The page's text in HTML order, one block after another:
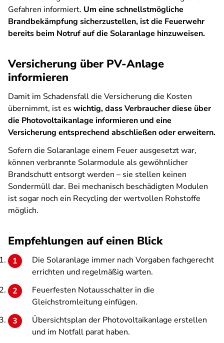
Gefahren informiert. Um eine schnellstmögliche
Brandbekämpfung sicherzustellen, ist die Feuerwehr
bereits beim Notruf auf die Solaranlage hinzuweisen.
Versicherung über PV-Anlage
informieren
Damit im Schadensfall die Versicherung die Kosten
übernimmt, ist es wichtig, dass Verbraucher diese über
die Photovoltaikanlage informieren und eine
Versicherung entsprechend abschließen oder erweitern.
Sofern die Solaranlage einem Feuer ausgesetzt war,
können verbrannte Solarmodule als gewöhnlicher
Brandschutt entsorgt werden – sie stellen keinen
Sondermüll dar. Bei mechanisch beschädigten Modulen
ist sogar noch ein Recycling der wertvollen Rohstoffe
möglich.
Empfehlungen auf einen Blick
Die Solaranlage immer nach Vorgaben fachgerecht
errichten und regelmäßig warten.
Feuerfesten Notausschalter in die
Gleichstromleitung einfügen.
Übersichtsplan der Photovoltaikanlage erstellen
und im Notfall parat haben.